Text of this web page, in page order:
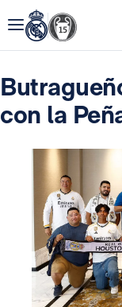
con la